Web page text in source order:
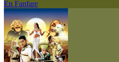
En Fanfare